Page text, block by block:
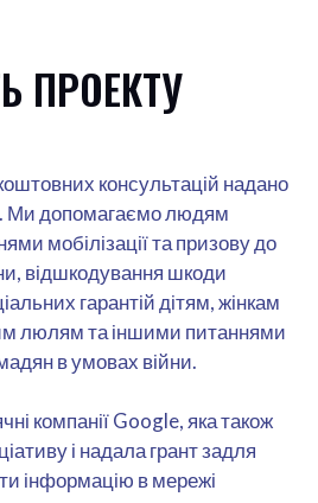
ПРОЕКТУ
консультацій надано
Ми допомагаємо людям
мобілізації та призову до
відшкодування шкоди
гарантій дітям, жінкам
люлям та іншими питаннями
в умовах війни.
компанії Google, яка також
і надала грант задля
інформацію в мережі